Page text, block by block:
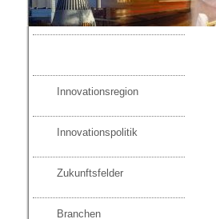
Innovationsregion
Innovationspolitik
Zukunftsfelder
Branchen